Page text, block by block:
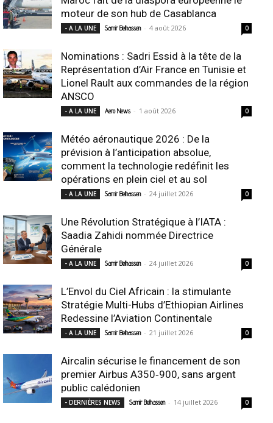
moteur de son hub de Casablanca
- A LA UNE Samir Belhassen - 4 août 2026 0
Nominations : Sadri Essid à la tête de la
Représentation d’Air France en Tunisie et
Lionel Rault aux commandes de la région
ANSCO
- A LA UNE Aero News - 1 août 2026 0
Météo aéronautique 2026 : De la
prévision à l’anticipation absolue,
comment la technologie redéfinit les
opérations en plein ciel et au sol
- A LA UNE Samir Belhassen - 24 juillet 2026 0
Une Révolution Stratégique à l’IATA :
Saadia Zahidi nommée Directrice
Générale
- A LA UNE Samir Belhassen - 24 juillet 2026 0
L’Envol du Ciel Africain : la stimulante
Stratégie Multi-Hubs d’Ethiopian Airlines
Redessine l’Aviation Continentale
- A LA UNE Samir Belhassen - 21 juillet 2026 0
Aircalin sécurise le financement de son
premier Airbus A350‑900, sans argent
public calédonien
- DERNIÈRES NEWS Samir Belhassen - 14 juillet 2026 0